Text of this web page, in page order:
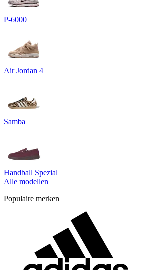
P-6000
Air Jordan 4
Samba
Handball Spezial
Alle modellen
Populaire merken